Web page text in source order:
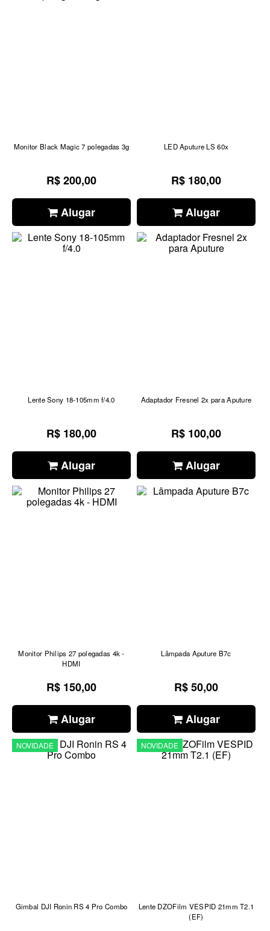
Monitor Black Magic 7 polegadas 3g
R$ 200,00
Alugar
LED Aputure LS 60x
R$ 180,00
Alugar
Lente Sony 18-105mm f/4.0
R$ 180,00
Alugar
Adaptador Fresnel 2x para Aputure
R$ 100,00
Alugar
Monitor Philips 27 polegadas 4k -
HDMI
R$ 150,00
Alugar
Lâmpada Aputure B7c
R$ 50,00
Alugar
NOVIDADE
Gimbal DJI Ronin RS 4 Pro Combo
NOVIDADE
Lente DZOFilm VESPID 21mm T2.1
(EF)